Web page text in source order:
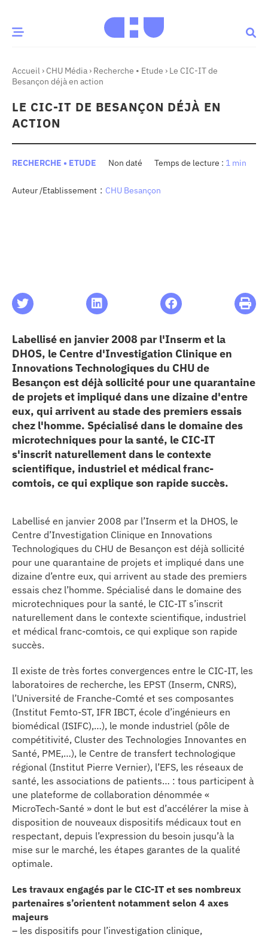
MOMENT
Innovation
& patrimoine
articles
santé
au CHU
& patrimoine
écologique
CONNECTÉ
d’info
l’éditeur
Accueil › CHU Média › Recherche • Etude › Le CIC-IT de
Besançon déjà en action
LE CIC-IT DE BESANÇON DÉJÀ EN
ACTION
RECHERCHE • ETUDE Non daté 1 min
Auteur /Etablissement : CHU Besançon
Labellisé en janvier 2008 par l'Inserm et la
DHOS, le Centre d'Investigation Clinique en
Innovations Technologiques du CHU de
Besançon est déjà sollicité pour une quarantaine
de projets et impliqué dans une dizaine d'entre
eux, qui arrivent au stade des premiers essais
chez l'homme. Spécialisé dans le domaine des
microtechniques pour la santé, le CIC-IT
s'inscrit naturellement dans le contexte
scientifique, industriel et médical franc-
comtois, ce qui explique son rapide succès.
Labellisé en janvier 2008 par l’Inserm et la DHOS, le
Centre d’Investigation Clinique en Innovations
Technologiques du CHU de Besançon est déjà sollicité
pour une quarantaine de projets et impliqué dans une
dizaine d’entre eux, qui arrivent au stade des premiers
essais chez l’homme. Spécialisé dans le domaine des
microtechniques pour la santé, le CIC-IT s’inscrit
naturellement dans le contexte scientifique, industriel
et médical franc-comtois, ce qui explique son rapide
succès.
Il existe de très fortes convergences entre le CIC-IT, les
laboratoires de recherche, les EPST (Inserm, CNRS),
l’Université de Franche-Comté et ses composantes
(Institut Femto-ST, IFR IBCT, école d’ingénieurs en
biomédical (ISIFC),…), le monde industriel (pôle de
compétitivité, Cluster des Technologies Innovantes en
Santé, PME,…), le Centre de transfert technologique
régional (Institut Pierre Vernier), l’EFS, les réseaux de
santé, les associations de patients… : tous participent à
une plateforme de collaboration dénommée «
MicroTech-Santé » dont le but est d’accélérer la mise à
disposition de nouveaux dispositifs médicaux tout en
respectant, depuis l’expression du besoin jusqu’à la
mise sur le marché, les étapes garantes de la qualité
optimale.
Les travaux engagés par le CIC-IT et ses nombreux
partenaires s’orientent notamment selon 4 axes
majeurs
– les dispositifs pour l’investigation clinique,